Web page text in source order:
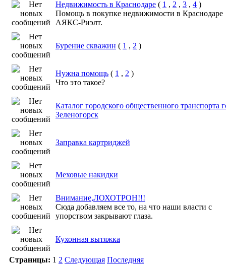
Недвижимость в Краснодаре ( 1 , 2 , 3 , 4 )
Помощь в покупке недвижимости в Краснодаре
АЯКС-Риэлт.
Бурение скважин ( 1 , 2 )
Нужна помощь ( 1 , 2 )
Что это такое?
Каталог городского общественного транспорта
Зеленогорск
Заправка картриджей
Меховые накидки
Внимание,ЛОХОТРОН!!!
Сюда добавляем все то, на что наши власти с
упорством закрывают глаза.
Кухонная вытяжка
Страницы: 1 2 Следующая Последняя